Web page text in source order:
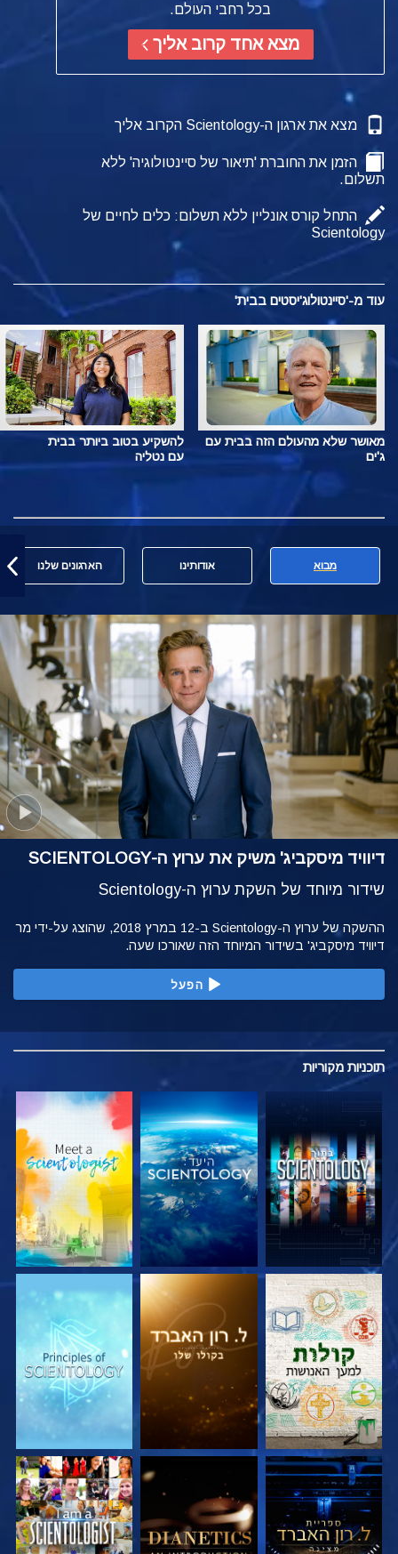
בכל רחבי העולם.
מצא אחד קרוב אליך
מצא את ארגון ה-Scientology הקרוב אליך
הזמן את החוברת 'תיאור של סיינטולוגיה' ללא
תשלום.
התחל קורס אונליין ללא תשלום: כלים לחיים של
Scientology
עוד מ-'סיינטולוג'יסטים בבית'
מאושר שלא מהעולם הזה בבית עם
ג'ים
להשקיע בטוב ביותר בבית
עם נטליה
מבוא אודותינו הארגונים שלנו
דיוויד מיסקביג' משיק את ערוץ ה-SCIENTOLOGY
שידור מיוחד של השקת ערוץ ה-Scientology
ההשקה של ערוץ ה-Scientology ב-12 במרץ 2018, שהוצג על-ידי מר
דיוויד מיסקביג' בשידור המיוחד הזה שאורכו שעה.
הפעל
תוכניות מקוריות
בדוק את הסדרה בדוק את הסדרה בדוק את הסדרה
בדוק את הסדרה בדוק את הסדרה צפה